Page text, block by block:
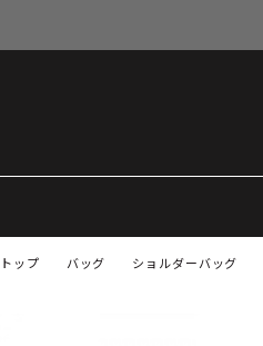
トップ バッグ ショルダーバッグ